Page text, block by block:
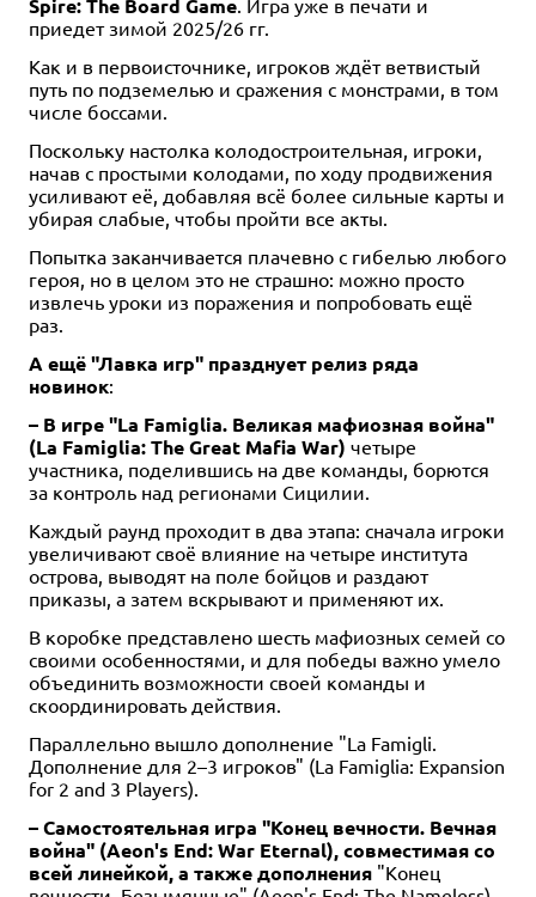
Spire: The Board Game. Игра уже в печати и
приедет зимой 2025/26 гг.
Как и в первоисточнике, игроков ждёт ветвистый
путь по подземелью и сражения с монстрами, в том
числе боссами.
Поскольку настолка колодостроительная, игроки,
начав с простыми колодами, по ходу продвижения
усиливают её, добавляя всё более сильные карты и
убирая слабые, чтобы пройти все акты.
Попытка заканчивается плачевно с гибелью любого
героя, но в целом это не страшно: можно просто
извлечь уроки из поражения и попробовать ещё
раз.
А ещё "Лавка игр" празднует релиз ряда
новинок:
– В игре "La Famiglia. Великая мафиозная война"
(La Famiglia: The Great Mafia War) четыре
участника, поделившись на две команды, борются
за контроль над регионами Сицилии.
Каждый раунд проходит в два этапа: сначала игроки
увеличивают своё влияние на четыре института
острова, выводят на поле бойцов и раздают
приказы, а затем вскрывают и применяют их.
В коробке представлено шесть мафиозных семей со
своими особенностями, и для победы важно умело
объединить возможности своей команды и
скоординировать действия.
Параллельно вышло дополнение "La Famigli.
Дополнение для 2–3 игроков" (La Famiglia: Expansion
for 2 and 3 Players).
– Самостоятельная игра "Конец вечности. Вечная
война" (Aeon's End: War Eternal), совместимая со
всей линейкой, а также дополнения "Конец